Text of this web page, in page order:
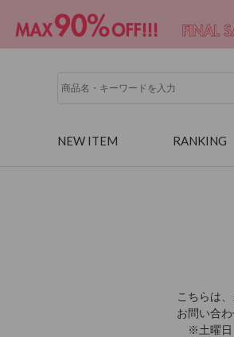
NEW ITEM RANKING
こちらは
お問い合
※土曜日